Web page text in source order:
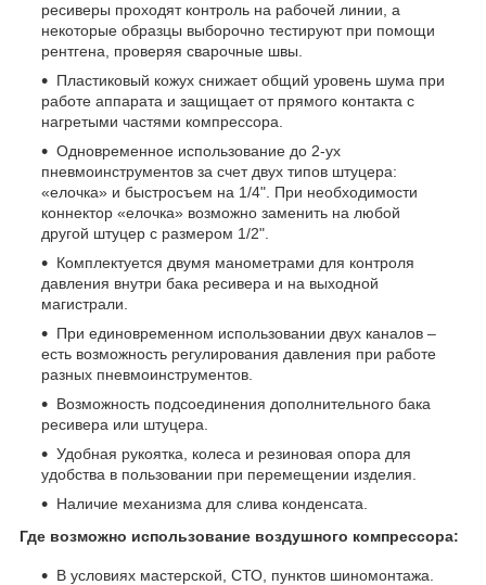
ресиверы проходят контроль на рабочей линии, а
некоторые образцы выборочно тестируют при помощи
рентгена, проверяя сварочные швы.
Пластиковый кожух снижает общий уровень шума при
работе аппарата и защищает от прямого контакта с
нагретыми частями компрессора.
Одновременное использование до 2-ух
пневмоинструментов за счет двух типов штуцера:
«елочка» и быстросъем на 1/4". При необходимости
коннектор «елочка» возможно заменить на любой
другой штуцер с размером 1/2".
Комплектуется двумя манометрами для контроля
давления внутри бака ресивера и на выходной
магистрали.
При единовременном использовании двух каналов –
есть возможность регулирования давления при работе
разных пневмоинструментов.
Возможность подсоединения дополнительного бака
ресивера или штуцера.
Удобная рукоятка, колеса и резиновая опора для
удобства в пользовании при перемещении изделия.
Наличие механизма для слива конденсата.
Где возможно использование воздушного компрессора:
В условиях мастерской, СТО, пунктов шиномонтажа.